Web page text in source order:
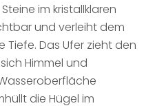
im kristallklaren
und verleiht dem
Das Ufer zieht den
Himmel und
die Hügel im